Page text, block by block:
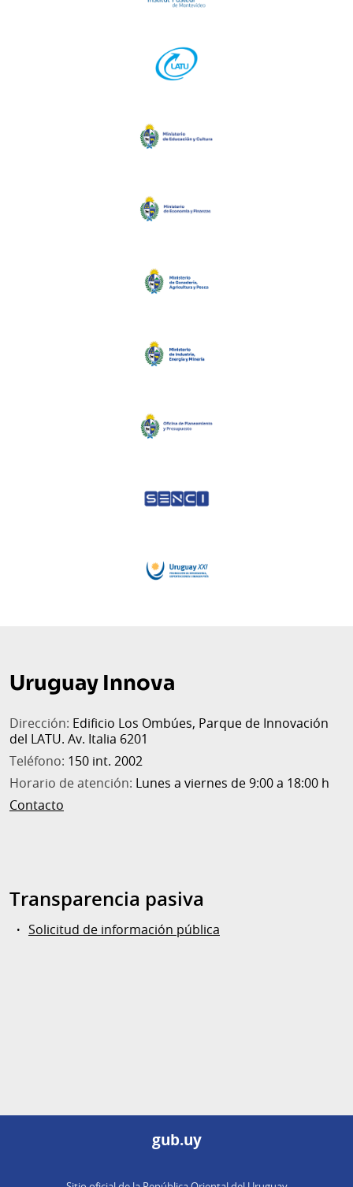
Uruguay Innova
Dirección: Edificio Los Ombúes, Parque de Innovación
del LATU. Av. Italia 6201
Teléfono: 150 int. 2002
Horario de atención: Lunes a viernes de 9:00 a 18:00 h
Contacto
Transparencia pasiva
Solicitud de información pública
gub.uy